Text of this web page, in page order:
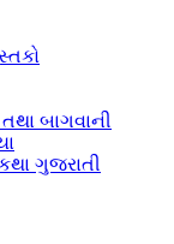
બાગવાની
ગુજરાતી